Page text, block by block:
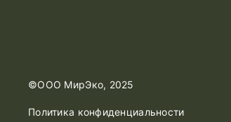
©ООО МирЭко, 2025
Политика конфиденциальности